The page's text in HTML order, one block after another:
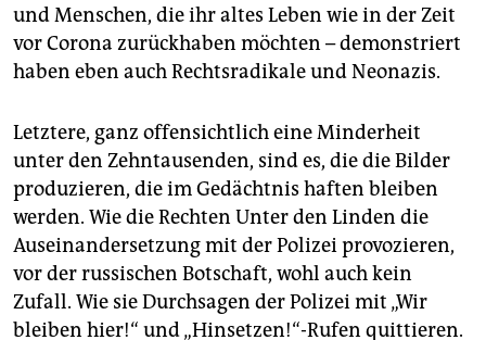
und Menschen, die ihr altes Leben wie in der Zeit
vor Corona zurückhaben möchten – demonstriert
haben eben auch Rechtsradikale und Neonazis.
Letztere, ganz offensichtlich eine Minderheit
unter den Zehntausenden, sind es, die die Bilder
produzieren, die im Gedächtnis haften bleiben
werden. Wie die Rechten Unter den Linden die
Auseinandersetzung mit der Polizei provozieren,
vor der russischen Botschaft, wohl auch kein
Zufall. Wie sie Durchsagen der Polizei mit „Wir
bleiben hier!“ und „Hinsetzen!“-Rufen quittieren.